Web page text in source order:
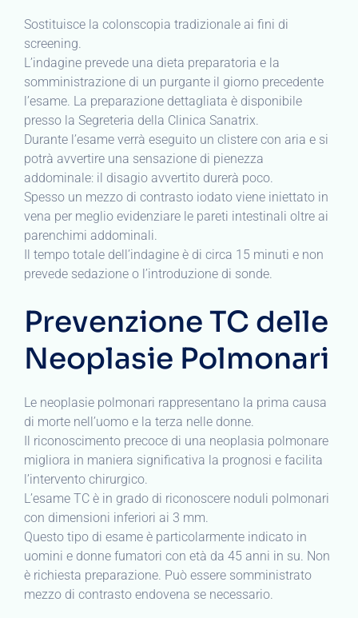
Sostituisce la colonscopia tradizionale ai fini di
screening.
L’indagine prevede una dieta preparatoria e la
somministrazione di un purgante il giorno precedente
l’esame. La preparazione dettagliata è disponibile
presso la Segreteria della Clinica Sanatrix.
Durante l’esame verrà eseguito un clistere con aria e si
potrà avvertire una sensazione di pienezza
addominale: il disagio avvertito durerà poco.
Spesso un mezzo di contrasto iodato viene iniettato in
vena per meglio evidenziare le pareti intestinali oltre ai
parenchimi addominali.
Il tempo totale dell’indagine è di circa 15 minuti e non
prevede sedazione o l’introduzione di sonde.
Prevenzione TC delle
Neoplasie Polmonari
Le neoplasie polmonari rappresentano la prima causa
di morte nell’uomo e la terza nelle donne.
Il riconoscimento precoce di una neoplasia polmonare
migliora in maniera significativa la prognosi e facilita
l’intervento chirurgico.
L’esame TC è in grado di riconoscere noduli polmonari
con dimensioni inferiori ai 3 mm.
Questo tipo di esame è particolarmente indicato in
uomini e donne fumatori con età da 45 anni in su. Non
è richiesta preparazione. Può essere somministrato
mezzo di contrasto endovena se necessario.